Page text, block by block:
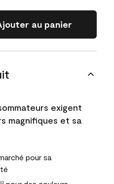
au panier
exigent
magnifiques et sa
pour sa